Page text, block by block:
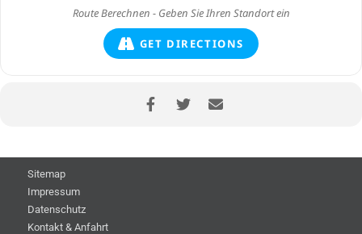
GET DIRECTIONS
Sitemap
Impressum
Datenschutz
Kontakt & Anfahrt